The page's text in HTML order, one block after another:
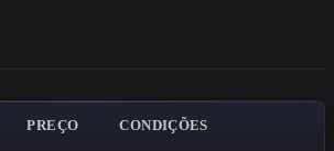
PREÇO CONDIÇÕES